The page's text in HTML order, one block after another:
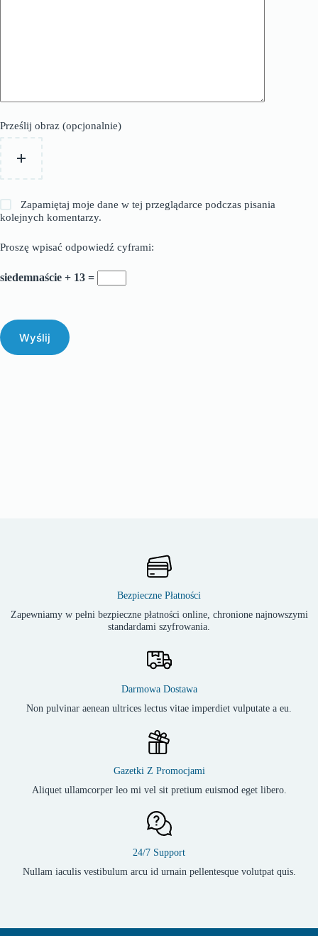
Prześlij obraz (opcjonalnie)
Zapamiętaj moje dane w tej przeglądarce podczas pisania
kolejnych komentarzy.
Proszę wpisać odpowiedź cyframi:
siedemnaście + 13 =
Wyślij
Bezpieczne Płatności
Zapewniamy w pełni bezpieczne płatności online, chronione najnowszymi
standardami szyfrowania.
Darmowa Dostawa
Non pulvinar aenean ultrices lectus vitae imperdiet vulputate a eu.
Gazetki Z Promocjami
Aliquet ullamcorper leo mi vel sit pretium euismod eget libero.
24/7 Support
Nullam iaculis vestibulum arcu id urnain pellentesque volutpat quis.